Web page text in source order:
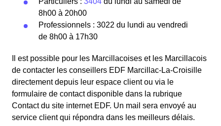
8h00 à 20h00
Professionnels : 3022 du lundi au vendredi
de 8h00 à 17h30
Il est possible pour les Marcillacoises et les Marcillacois
de contacter les conseillers EDF Marcillac-La-Croisille
directement depuis leur espace client ou via le
formulaire de contact disponible dans la rubrique
Contact du site internet EDF. Un mail sera envoyé au
service client qui répondra dans les meilleurs délais.